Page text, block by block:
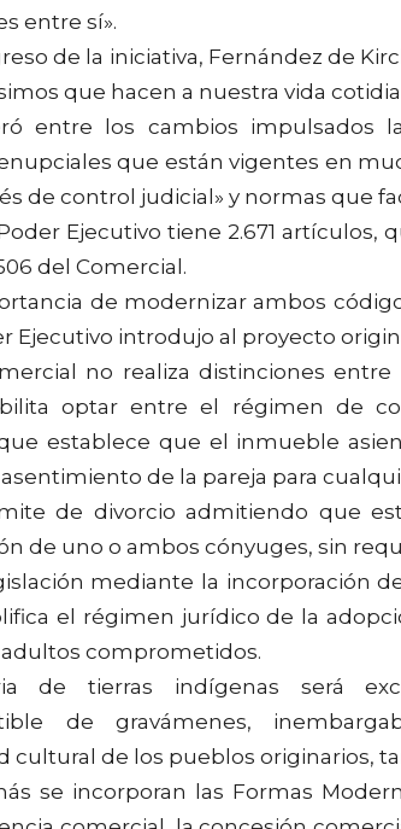
entre sí».
de la iniciativa, Fernández de
que hacen a nuestra vida
entre los cambios impulsados
que están vigentes en
de control judicial» y normas que
Ejecutivo tiene 2.671 artículos,
del Comercial.
de modernizar ambos
Ejecutivo introdujo al proyecto
no realiza distinciones
optar entre el régimen de
establece que el inmueble
de la pareja para
de divorcio admitiendo que
de uno o ambos cónyuges, sin
mediante la incorporación
el régimen jurídico de la
comprometidos.
de tierras indígenas será
de gravámenes,
cultural de los pueblos originarios,
se incorporan las Formas